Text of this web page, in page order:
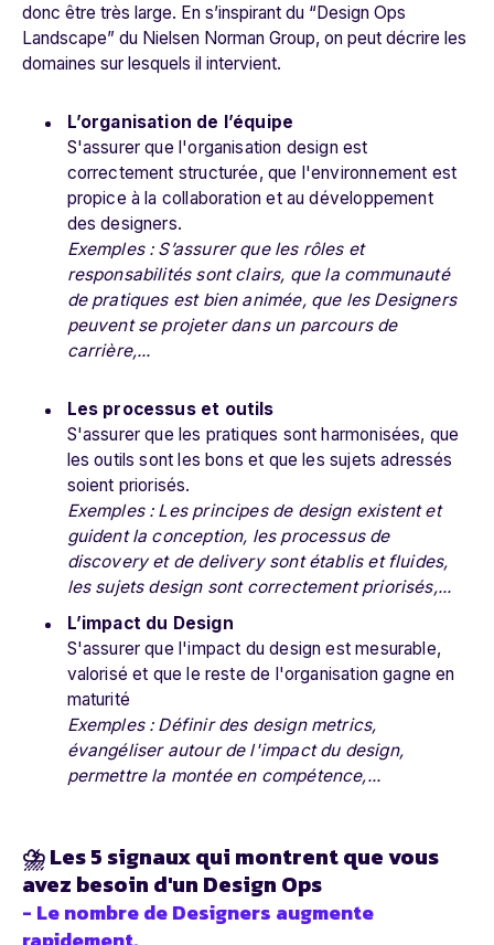
donc être très large. En s’inspirant du “Design Ops
Landscape” du Nielsen Norman Group, on peut décrire les
domaines sur lesquels il intervient.
L’organisation de l’équipe
S'assurer que l'organisation design est
correctement structurée, que l'environnement est
propice à la collaboration et au développement
des designers.
Exemples : S’assurer que les rôles et
responsabilités sont clairs, que la communauté
de pratiques est bien animée, que les Designers
peuvent se projeter dans un parcours de
carrière,...
Les processus et outils
S'assurer que les pratiques sont harmonisées, que
les outils sont les bons et que les sujets adressés
soient priorisés.
Exemples : Les principes de design existent et
guident la conception, les processus de
discovery et de delivery sont établis et fluides,
les sujets design sont correctement priorisés,...
L’impact du Design
S'assurer que l'impact du design est mesurable,
valorisé et que le reste de l'organisation gagne en
maturité
Exemples : Définir des design metrics,
évangéliser autour de l'impact du design,
permettre la montée en compétence,...
⛈️ Les 5 signaux qui montrent que vous
avez besoin d'un Design Ops
- Le nombre de Designers augmente